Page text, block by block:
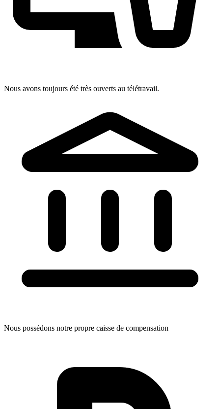
Nous avons toujours été très ouverts au télétravail.
Nous possédons notre propre caisse de compensation